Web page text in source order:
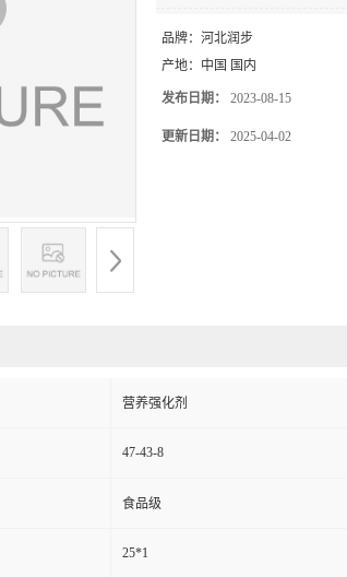
品牌： 河北润步
产地： 中国 国内
发布日期： 2023-08-15
更新日期： 2025-04-02
营养强化剂
47-43-8
食品级
25*1